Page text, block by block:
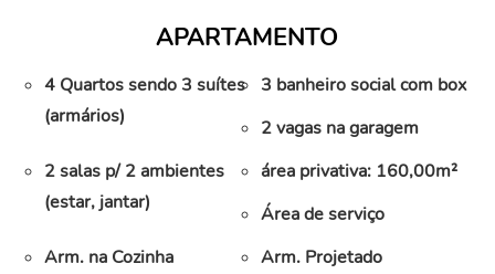
APARTAMENTO
4 Quartos sendo 3 suítes
(armários)
3 banheiro social com box
2 vagas na garagem
2 salas p/ 2 ambientes
(estar, jantar)
área privativa: 160,00m²
Área de serviço
Arm. na Cozinha
Arm. Projetado